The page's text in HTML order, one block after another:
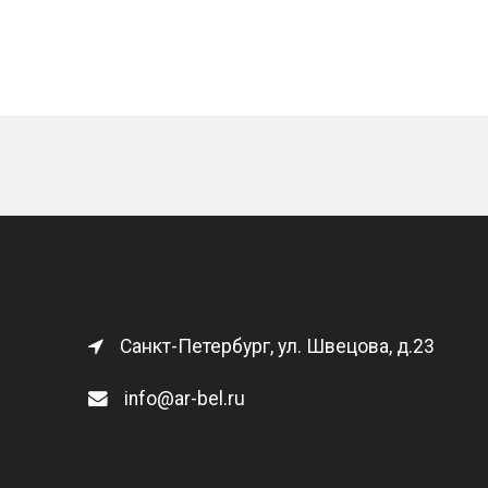
Санкт-Петербург, ул. Швецова, д.23
info@ar-bel.ru